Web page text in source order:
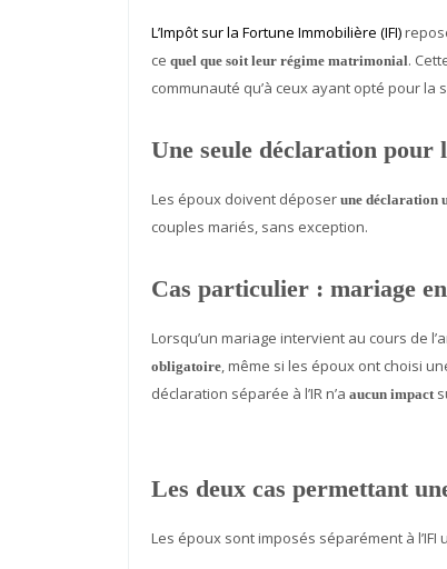
L’Impôt sur la Fortune Immobilière (IFI)
ce quel que soit leur régime matrimonial.
communauté qu’à ceux ayant opté pour la
Une seule déclaration pour
Les époux doivent déposer une déclaration
couples mariés, sans exception.
Cas particulier : mariage en
Lorsqu’un mariage intervient au cours de
obligatoire, même si les époux ont choisi
déclaration séparée à l’IR n’a aucun impact
Les deux cas permettant
Les époux sont imposés séparément à